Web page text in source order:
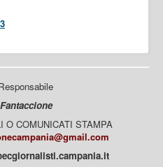
O COMUNICATI STAMPA